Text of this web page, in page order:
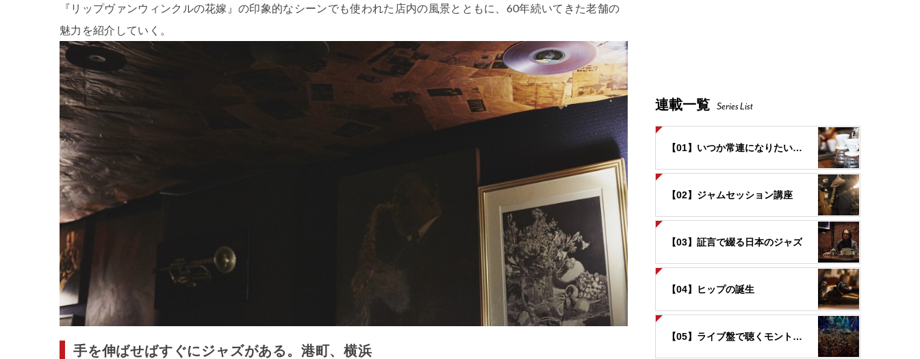
『リップヴァンウィンクルの花嫁』の印象的なシーンでも使われた店内の風景とともに、60年続いてきた老舗の
魅力を紹介していく。
手を伸ばせばすぐにジャズがある。港町、横浜
連載一覧 Series List
【01】いつか常連になりたいお店
【02】ジャムセッション講座
【03】証言で綴る日本のジャズ
【04】ヒップの誕生
【05】ライブ盤で聴くモントルー